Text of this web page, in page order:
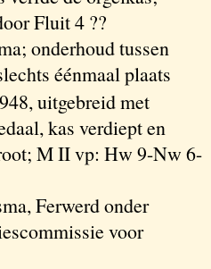
Fluit 4 ??
onderhoud tussen
éénmaal plaats
uitgebreid met
kas verdiept en
M II vp: Hw 9-Nw 6-
Ferwerd onder
voor